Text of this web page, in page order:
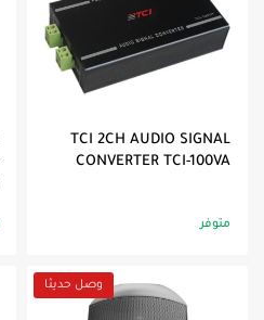
TCI 2CH AUDIO SIGNAL
CONVERTER TCI-100VA
متوفر
وصل حديثا